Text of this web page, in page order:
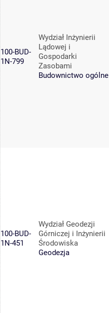
100-BUD-
1N-799
Wydział Inżynierii
Lądowej i
Gospodarki
Zasobami
Budownictwo ogólne
100-BUD-
1N-451
Wydział Geodezji
Górniczej i Inżynierii
Środowiska
Geodezja